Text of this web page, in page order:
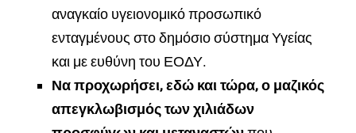
αναγκαίο υγειονομικό προσωπικό
ενταγμένους στο δημόσιο σύστημα Υγείας
και με ευθύνη του ΕΟΔΥ.
Να προχωρήσει, εδώ και τώρα, ο μαζικός
απεγκλωβισμός των χιλιάδων